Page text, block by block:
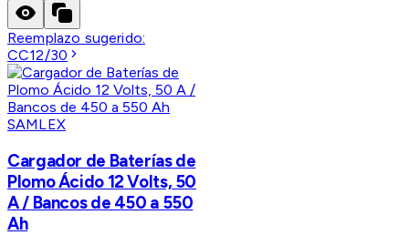
Reemplazo sugerido:
CC12/30
SAMLEX
Cargador de Baterías de
Plomo Ácido 12 Volts, 50
A / Bancos de 450 a 550
Ah